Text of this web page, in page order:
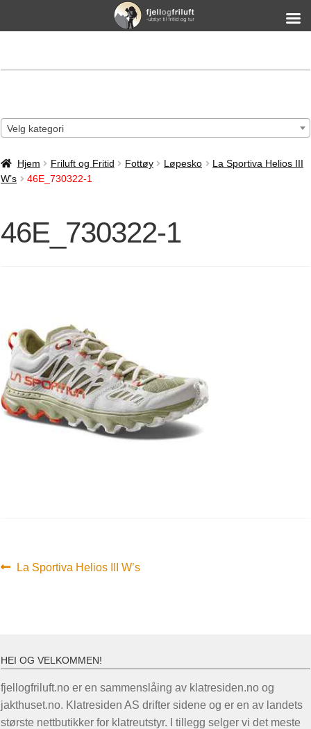
Velg kategori
Hjem Friluft og Fritid Fottøy Løpesko
La Sportiva Helios III
W’s
46E_730322-1
46E_730322-1
Innleggsnavigasjon
Forrige
La Sportiva Helios III W’s
HEI OG VELKOMMEN!
fjellogfriluft.no er en sammenslåing av klatresiden.no og
jakthuset.no. Klatresiden AS drifter sidene og er en av landets
største nettbutikker for klatreutstyr. I tillegg selger vi det meste